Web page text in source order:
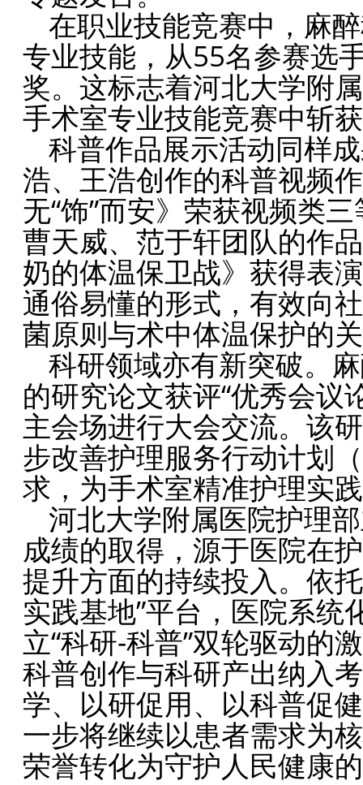
在职业技能竞赛中，麻
专业技能，从55名参赛选
奖。这标志着河北大学附
手术室专业技能竞赛中斩
科普作品展示活动同样
浩、王浩创作的科普视频
无“饰”而安》荣获视频类
曹天威、范于轩团队的作
奶的体温保卫战》获得表
通俗易懂的形式，有效向
菌原则与术中体温保护的
科研领域亦有新突破。
的研究论文获评“优秀会议
主会场进行大会交流。该
步改善护理服务行动计划
求，为手术室精准护理实
河北大学附属医院护理
成绩的取得，源于医院在
提升方面的持续投入。依
实践基地”平台，医院系统
立“科研-科普”双轮驱动的
科普创作与科研产出纳入
学、以研促用、以科普促
一步将继续以患者需求为
荣誉转化为守护人民健康